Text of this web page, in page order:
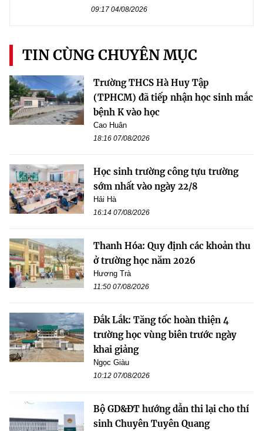
09:17 04/08/2026
TIN CÙNG CHUYÊN MỤC
Trường THCS Hà Huy Tập
(TPHCM) đã tiếp nhận học sinh mắc
bệnh K vào học
Cao Huân
18:16 07/08/2026
Học sinh trường công tựu trường
sớm nhất vào ngày 22/8
Hải Hà
16:14 07/08/2026
Thanh Hóa: Quy định các khoản thu
ở trường học năm 2026
Hương Trà
11:50 07/08/2026
Đắk Lắk: Tăng tốc hoàn thiện 4
trường học vùng biên trước ngày
khai giảng
Ngọc Giàu
10:12 07/08/2026
Bộ GD&ĐT hướng dẫn thi lại cho thí
sinh Chuyên Tuyên Quang